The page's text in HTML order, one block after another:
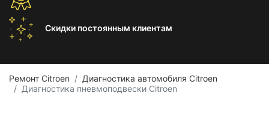
Скидки постоянным клиентам
Ремонт Citroen
Диагностика автомобиля Citroen
Диагностика пневмоподвески Citroen